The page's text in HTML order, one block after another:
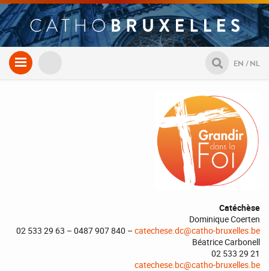
Aller
au
NL
EN
Catéchèse
Dominique Coerten
02 533 29 63 – 0487 907 840 – catechese.dc@catho-bruxelles.be
Béatrice Carbonell
02 533 29 21
catechese.bc@catho-bruxelles.be